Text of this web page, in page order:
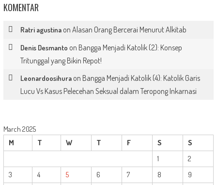
KOMENTAR
Ratri agustinaon Alasan Orang Bercerai Menurut Alkitab
Denis Desmanto on Bangga Menjadi Katolik (2): Konsep
Tritunggal yang Bikin Repot!
Leonardoosihuraon Bangga Menjadi Katolik (4): Katolik Garis
Lucu Vs Kasus Pelecehan Seksual dalam Teropong Inkarnasi
March 2025
M
T W T F S S
1
2
3
4 5 6 7 8
9